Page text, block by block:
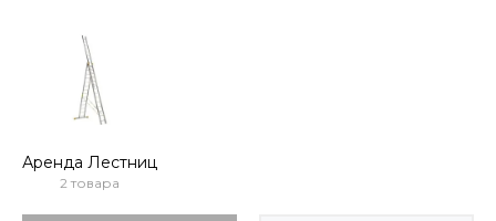
Аренда Лестниц
2 товара